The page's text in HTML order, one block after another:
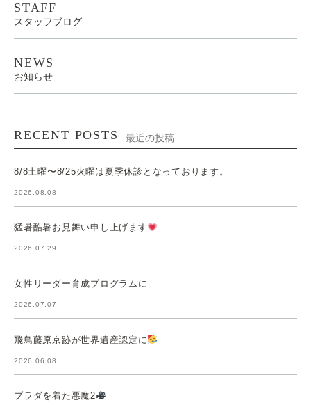
STAFF
スタッフブログ
NEWS
お知らせ
RECENT POSTS 最近の投稿
8/8土曜〜8/25火曜は夏季休診となっております。
2026.08.08
猛暑酷暑お見舞い申し上げます
2026.07.29
女性リーダー育成プログラムに
2026.07.07
飛鳥藤原京跡が世界遺産認定に
2026.06.08
プラダを着た悪魔2